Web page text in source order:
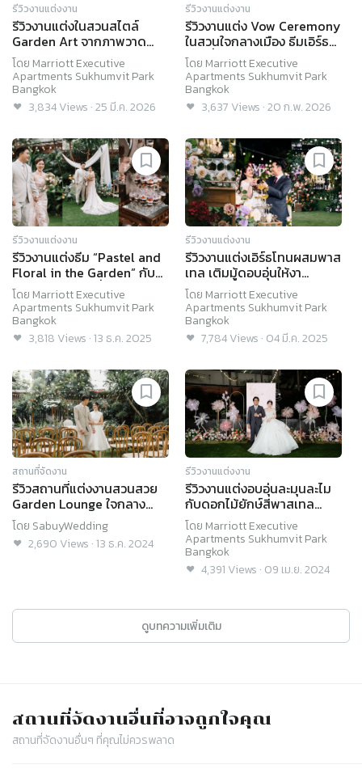
รีวิวงานแต่งงาน
รีวิวงานแต่งในสวนสไตล์
Garden Art จากภาพวาด
ฝีมือเจ้าสาว @ Marriott
Executive Apartments
Sukhumvit Park Bangkok
โดย Marriott Executive
Apartments Sukhumvit Park
Bangkok
3,834Views ·25 มี.ค. 2026
รีวิวงานแต่งงาน
รีวิวงานแต่ง Vow Ceremony
ในสวนใจกลางเมือง ธีมเอิร์ธ
โทนที่เจ้าสาวลงมือทำเองทุก
ดีเทล @ Marriott Executive
Apartments Sukhumvit
Park Bangkok
โดย Marriott Executive
Apartments Sukhumvit Park
Bangkok
3,637 Views ·20 ก.พ. 2026
รีวิวงานแต่งงาน
รีวิวงานแต่งธีม “Pastel and
Floral in the Garden” กับ
พิธีแต่งหน้าเค้กที่ไม่เหมือนใคร
@ Marriott Executive
Apartments Sukhumvit
Park Bangkok
โดย Marriott Executive
Apartments Sukhumvit Park
Bangkok
3,818 Views ·13 ธ.ค. 2025
รีวิวงานแต่งงาน
รีวิวงานแต่งเอิร์ธโทนผสมพาส
เทล เติมมู้ดอบอุ่นให้งา
นการ์เด้น @Marriott
Executive Apartments
Sukhumvit Park Bangkok
โดย Marriott Executive
Apartments Sukhumvit Park
Bangkok
7,784Views · 04 มี.ค. 2025
สถานที่จัดงาน
รีวิวสถานที่แต่งงานสวนสวย
Garden Lounge ใจกลาง
สุขุมวิท @ Marriott
Executive Apartments
Sukhumvit Park Bangkok
โดย SabuyWedding
2,690 Views ·13 ธ.ค. 2024
รีวิวงานแต่งงาน
รีวิวงานแต่งอบอุ่นละมุนละไม
กับดอกไม้ยักษ์สีพาสเทล
@Marriott Executive
Apartments Sukhumvit
Park Bangkok
โดย Marriott Executive
Apartments Sukhumvit Park
Bangkok
4,391 Views · 09 เม.ย. 2024
ดูบทความเพิ่มเติม
สถานที่จัดงานอื่นที่อาจถูกใจคุณ
สถานที่จัดงานอื่นๆ ที่คุณไม่ควรพลาด